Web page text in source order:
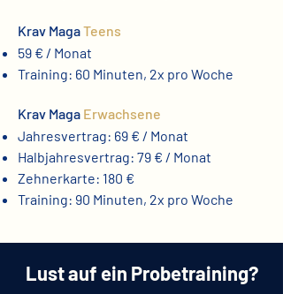
Krav MagaTeens
59 € / Monat
Training: 60 Minuten, 2x pro Woche
Krav Maga Erwachsene
Jahresvertrag: 69 € / Monat
Halbjahresvertrag: 79 € / Monat
Zehnerkarte: 180 €
Training: 90 Minuten, 2x pro Woche
Lust auf ein Probetraining?